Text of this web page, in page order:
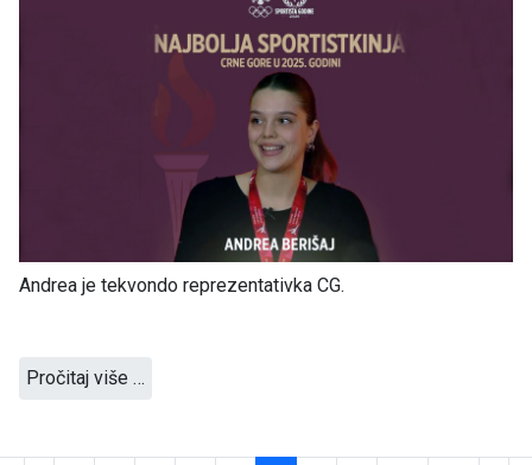
Andrea je tekvondo reprezentativka CG.
Pročitaj više …